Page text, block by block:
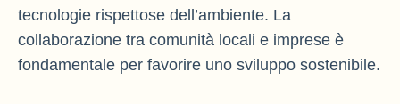
tecnologie rispettose dell’ambiente. La
collaborazione tra comunità locali e imprese è
fondamentale per favorire uno sviluppo sostenibile.